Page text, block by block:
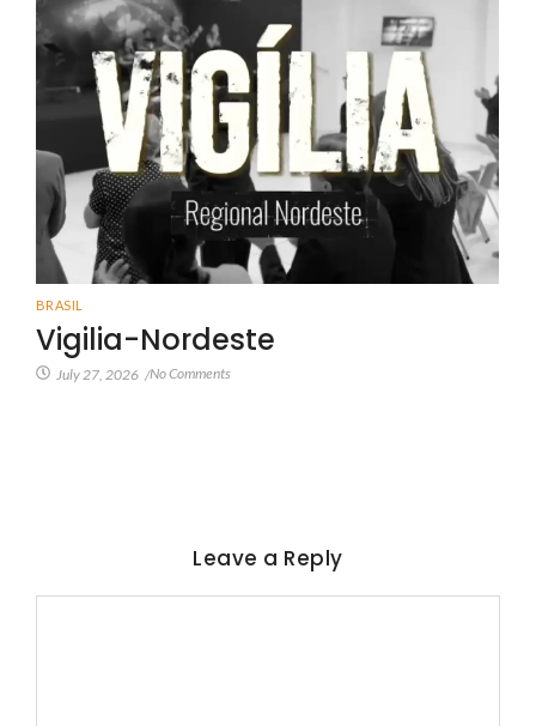
BRASIL
Vigilia-Nordeste
July 27, 2026 /No Comments
Leave a Reply